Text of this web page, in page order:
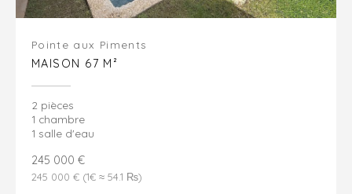
Pointe aux Piments
MAISON 67 M²
2 pièces
1 chambre
1 salle d'eau
245 000 €
245 000 € (1€ ≈ 54.1 ₨)